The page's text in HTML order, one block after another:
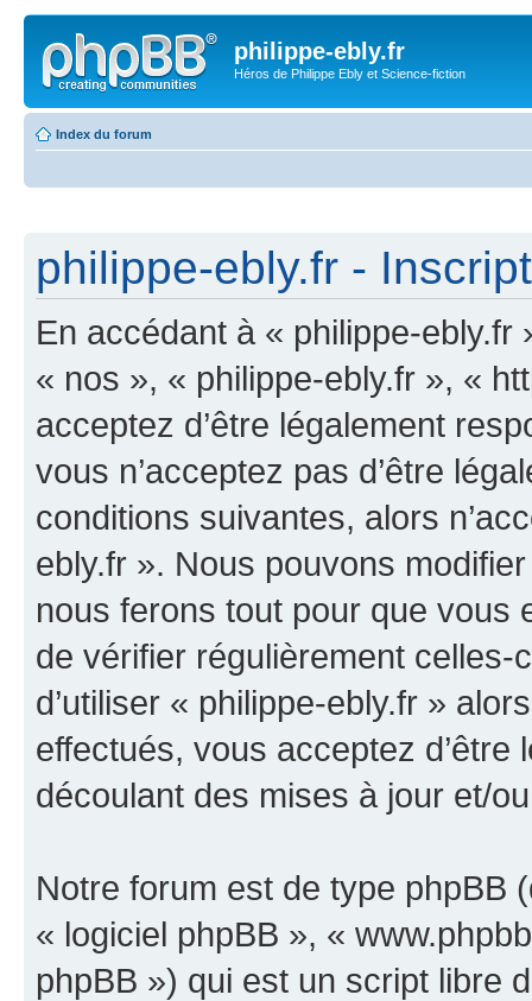
philippe-ebly.fr
Héros de Philippe Ebly et Science-fiction
Index du forum
philippe-ebly.fr -
En accédant à « philippe-
« nos », « philippe-ebly.fr », «
acceptez d’être légalement
vous n’acceptez pas d’être
conditions suivantes, alors
ebly.fr ». Nous pouvons
nous ferons tout pour que vous
de vérifier régulièrement
d’utiliser « philippe-ebly.fr »
effectués, vous acceptez
découlant des mises à jour et/
Notre forum est de type phpBB
« logiciel phpBB », «
phpBB ») qui est un script libre